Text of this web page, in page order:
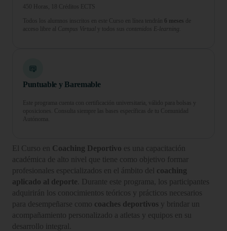
450 Horas, 18 Créditos ECTS
Todos los alumnos inscritos en este Curso en línea tendrán 6 meses de
acceso libre al Campus Virtual y todos sus contenidos E-learning.
Puntuable y Baremable
Este programa cuenta con certificación universitaria, válido para bolsas y
oposiciones. Consulta siempre las bases específicas de tu Comunidad
Autónoma.
El Curso en Coaching Deportivo es una capacitación
académica de alto nivel que tiene como objetivo formar
profesionales especializados en el ámbito del coaching
aplicado al deporte . Durante este programa, los participantes
adquirirán los conocimientos teóricos y prácticos necesarios
para desempeñarse como coaches deportivos y brindar un
acompañamiento personalizado a atletas y equipos en su
desarrollo integral.